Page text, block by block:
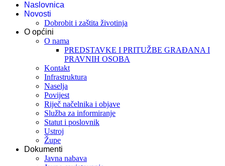
Naslovnica
Novosti
Dobrobit i zaštita životinja
O općini
O nama
PREDSTAVKE I PRITUŽBE GRAĐANA I
PRAVNIH OSOBA
Kontakt
Infrastruktura
Naselja
Povijest
Riječ načelnika i objave
Služba za informiranje
Statut i poslovnik
Ustroj
Župe
Dokumenti
Javna nabava